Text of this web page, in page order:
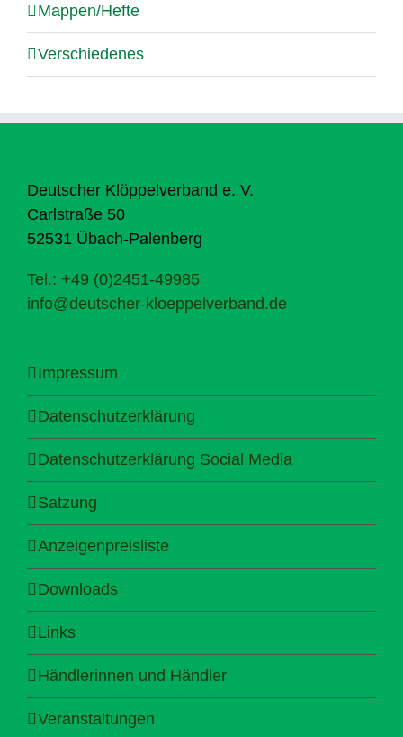
Mappen/Hefte
Verschiedenes
Deutscher Klöppelverband e. V.
Carlstraße 50
52531 Übach-Palenberg
Tel.: +49 (0)2451-49985
info@deutscher-kloeppelverband.de
Impressum
Datenschutzerklärung
Datenschutzerklärung Social Media
Satzung
Anzeigenpreisliste
Downloads
Links
Händlerinnen und Händler
Veranstaltungen